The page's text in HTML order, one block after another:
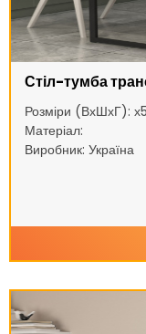
Стіл-тумба
Розміри (ВхШхГ):
Матеріал:
Виробник: Україна